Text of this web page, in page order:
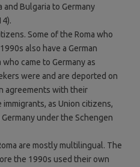
and Bulgaria to Germany
Some of the Roma who
also have a German
came to Germany as
were and are deported on
agreements with their
as Union citizens,
under the Schengen
are mostly multilingual. The
the 1990s used their own